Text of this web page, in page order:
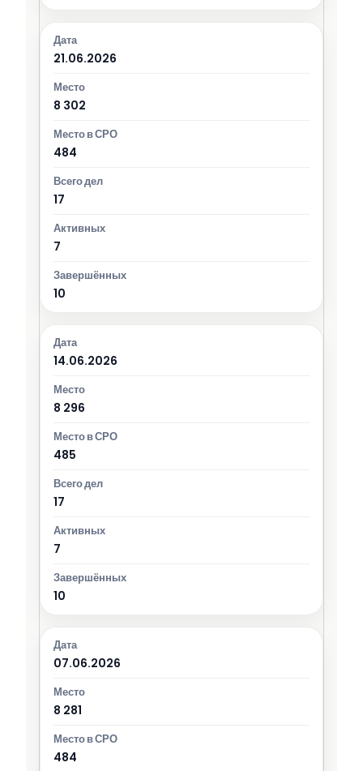
21.06.2026
8 302
484
17
7
10
14.06.2026
8 296
485
17
7
10
07.06.2026
8 281
484